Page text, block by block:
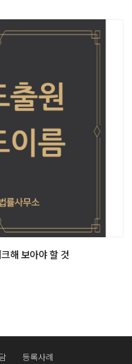
해 보아야 할 것
등록사례